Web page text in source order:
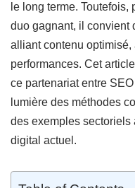
le long terme.
duo gagnant, il convient
alliant contenu
performances. Cet
ce partenariat entre
lumière des méthodes
des exemples sectoriels
digital actuel.